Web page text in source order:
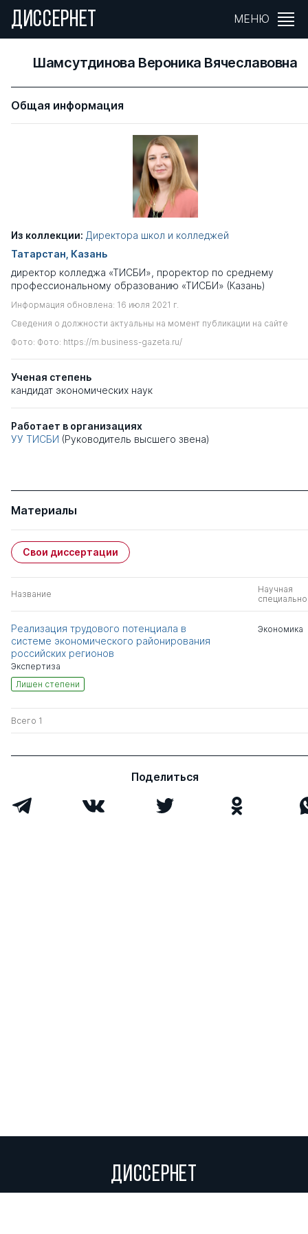
ДИССЕРНЕТ МЕНЮ
Шамсутдинова Вероника Вячеславовна
Общая информация
Из коллекции: Директора школ и колледжей
Татарстан, Казань
директор колледжа «ТИСБИ», проректор по среднему
профессиональному образованию «ТИСБИ» (Казань)
Информация обновлена: 16 июля 2021 г.
Сведения о должности актуальны на момент публикации на сайте
Фото: Фото: https://m.business-gazeta.ru/
Ученая степень
кандидат экономических наук
Работает в организациях
УУ ТИСБИ (Руководитель высшего звена)
Материалы
Свои диссертации
Название
Научная
Реализация трудового потенциала в
системе экономического районирования
российских регионов
Экспертиза
Лишен степени
Экономика
Всего 1
Поделиться
ДИССЕРНЕТ